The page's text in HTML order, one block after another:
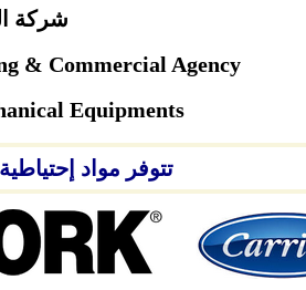
شركة
& Commercial Agency
Equipments
تتوفر مواد